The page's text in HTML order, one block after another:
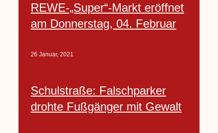
REWE-„Super“-Markt eröffnet
am Donnerstag, 04. Februar
26 Januar, 2021
Schulstraße: Falschparker
drohte Fußgänger mit Gewalt